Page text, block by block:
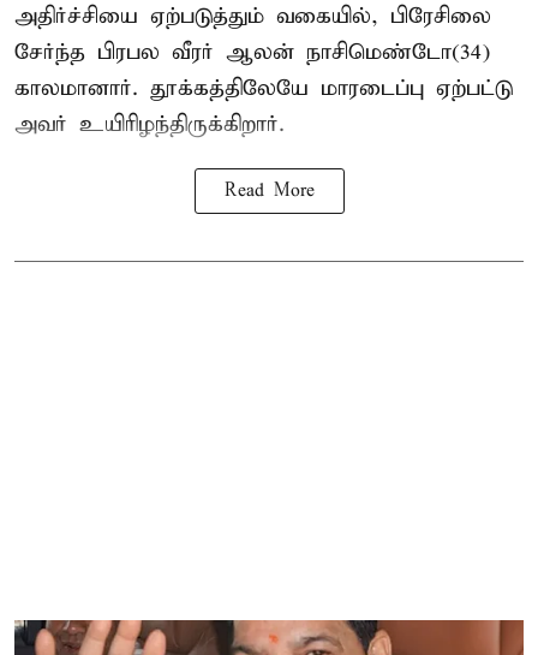
அதிர்ச்சியை ஏற்படுத்தும் வகையில், பிரேசிலை
சேர்ந்த பிரபல வீரர் ஆலன் நாசிமெண்டோ(34)
காலமானார். தூக்கத்திலேயே மாரடைப்பு ஏற்பட்டு
அவர் உயிரிழந்திருக்கிறார்.
Read More